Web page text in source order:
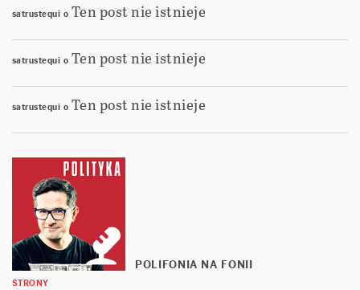
satrustequi o Ten post nie istnieje
satrustequi o Ten post nie istnieje
satrustequi o Ten post nie istnieje
POLIFONIA NA FONII
STRONY